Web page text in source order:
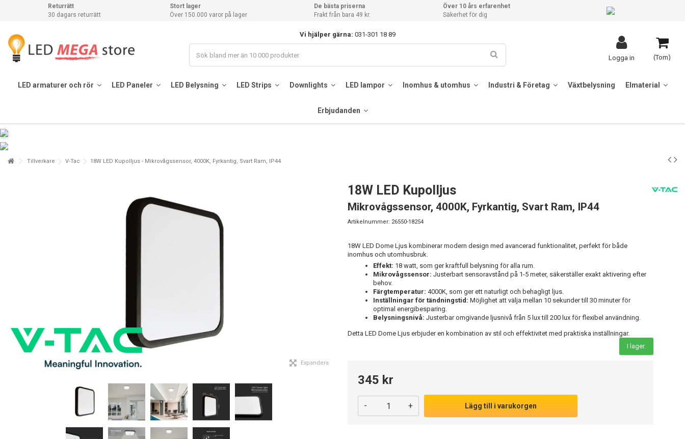
Returrätt
30 dagars returrätt
Stort lager
Över 150.000 varor på lager
De bästa priserna
Frakt från bara 49 kr.
Över 10 års erfarenhet
Säkerhet för dig
Vi hjälper gärna: 031-301 18 89
(Tom)
Logga in
LED armaturer och rör LED Paneler LED Belysning LED Strips Downlights LED lampor Inomhus & utomhus Industri & Företag Växtbelysning Elmaterial
Erbjudanden
Tillverkare V-Tac 18W LED Kupolljus - Mikrovågssensor, 4000K, Fyrkantig, Svart Ram, IP44
Expandera
18W LED Kupolljus
Mikrovågssensor, 4000K, Fyrkantig, Svart Ram, IP44
Artikelnummer: 26550-18254
18W LED Dome Ljus kombinerar modern design med avancerad funktionalitet, perfekt för både
inomhus och utomhusbruk.
Effekt: 18 watt, som ger kraftfull belysning för alla rum.
Mikrovågssensor: Justerbart sensoravstånd på 1-5 meter, säkerställer exakt aktivering efter
behov.
Färgtemperatur: 4000K, som ger ett naturligt och behagligt ljus.
Inställningar för tändningstid: Möjlighet att välja mellan 10 sekunder till 30 minuter för
optimal energibesparing.
Belysningsnivå: Justerbar omgivande ljusnivå från 5 lux till 200 lux för flexibel användning.
Detta LED Dome Ljus erbjuder en kombination av stil och effektivitet med praktiska inställningar.
I lager.
345 kr
- + Lägg till i varukorgen